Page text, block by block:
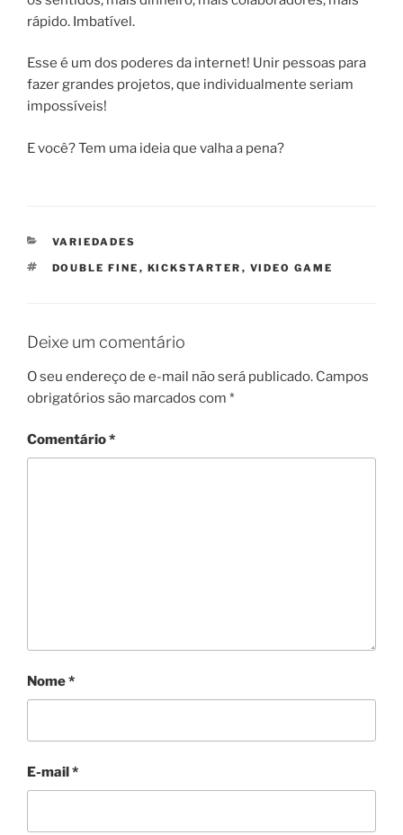
rápido. Imbatível.
Esse é um dos poderes da internet! Unir pessoas para
fazer grandes projetos, que individualmente seriam
impossíveis!
E você? Tem uma ideia que valha a pena?
CATEGORIAS
VARIEDADES
TAGS
DOUBLE FINE , KICKSTARTER , VIDEO GAME
Deixe um comentário
O seu endereço de e-mail não será publicado. Campos
obrigatórios são marcados com *
Comentário*
Nome*
E-mail*